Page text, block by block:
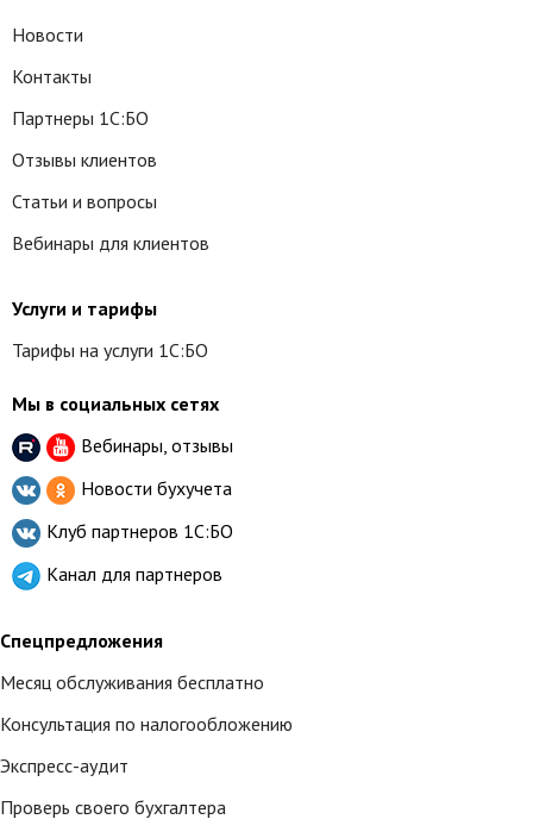
Новости
Контакты
Партнеры 1С:БО
Отзывы клиентов
Статьи и вопросы
Вебинары для клиентов
Услуги и тарифы
Тарифы на услуги 1С:БО
Мы в социальных сетях
Вебинары, отзывы
Новости бухучета
Клуб партнеров 1С:БО
Канал для партнеров
Спецпредложения
Месяц обслуживания бесплатно
Консультация по налогообложению
Экспресс-аудит
Проверь своего бухгалтера